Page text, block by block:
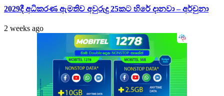
2029දී අධිකරණ ඇමතිව අවුරුදු 25කට හිරේ දානවා – අර්චුනා
2 weeks ago